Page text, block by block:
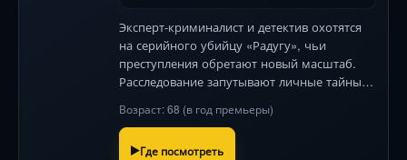
Эксперт-криминалист и детектив охотятся
на серийного убийцу «Радугу», чьи
преступления обретают новый масштаб.
Расследование запутывают личные тайны и
Возраст: 68 (в год премьеры)
Где посмотреть